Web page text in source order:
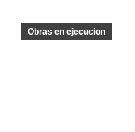
Obras en ejecucion